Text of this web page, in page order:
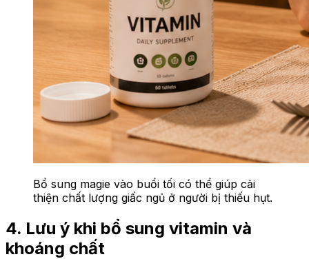
Bổ sung magie vào buổi tối có thể giúp cải
thiện chất lượng giấc ngủ ở người bị thiếu hụt.
4. Lưu ý khi bổ sung vitamin và
khoáng chất